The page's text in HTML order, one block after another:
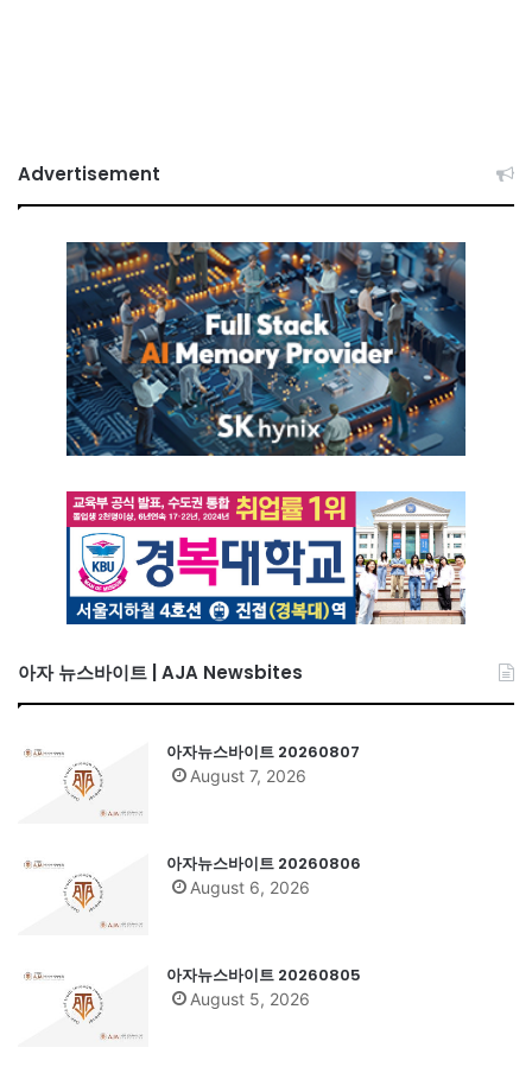
Advertisement
아자 뉴스바이트 | AJA Newsbites
아자뉴스바이트 20260807
August 7, 2026
아자뉴스바이트 20260806
August 6, 2026
아자뉴스바이트 20260805
August 5, 2026